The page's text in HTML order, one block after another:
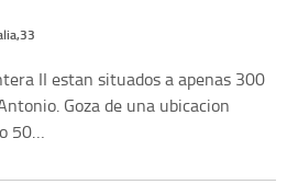
II estan situados a apenas 300
Goza de una ubicacion
50…